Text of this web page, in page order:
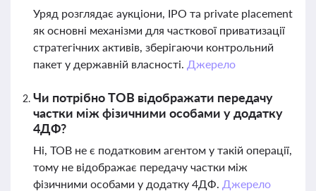
Уряд розглядає аукціони, IPO та private placement
як основні механізми для часткової приватизації
стратегічних активів, зберігаючи контрольний
пакет у державній власності. Джерело
Чи потрібно ТОВ відображати передачу
частки між фізичними особами у додатку
4ДФ?
Ні, ТОВ не є податковим агентом у такій операції,
тому не відображає передачу частки між
фізичними особами у додатку 4ДФ. Джерело